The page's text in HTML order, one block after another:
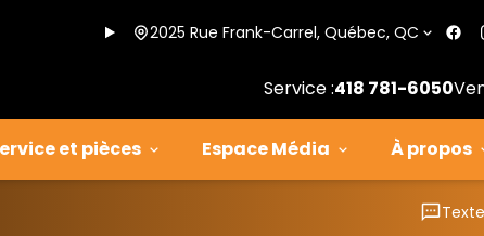
2025 Rue Frank-Carrel, Québec, QC
Service :418 781-6050
et pièces Espace Média À propos